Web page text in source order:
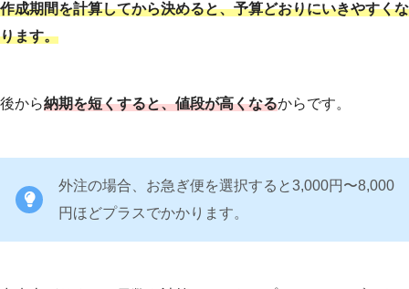
作成期間を計算してから決めると、予算どおりにいきやすくな
ります。
後から納期を短くすると、値段が高くなるからです。
外注の場合、お急ぎ便を選択すると3,000円〜8,000
円ほどプラスでかかります。